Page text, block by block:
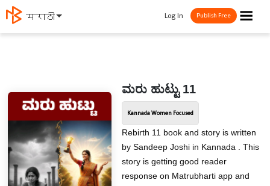
मराठी ☰
Log In Publish Free
ಮರು ಹುಟ್ಟು 11
Kannada Women Focused
Rebirth 11 book and story is written
by Sandeep Joshi in Kannada . This
story is getting good reader
response on Matrubharti app and